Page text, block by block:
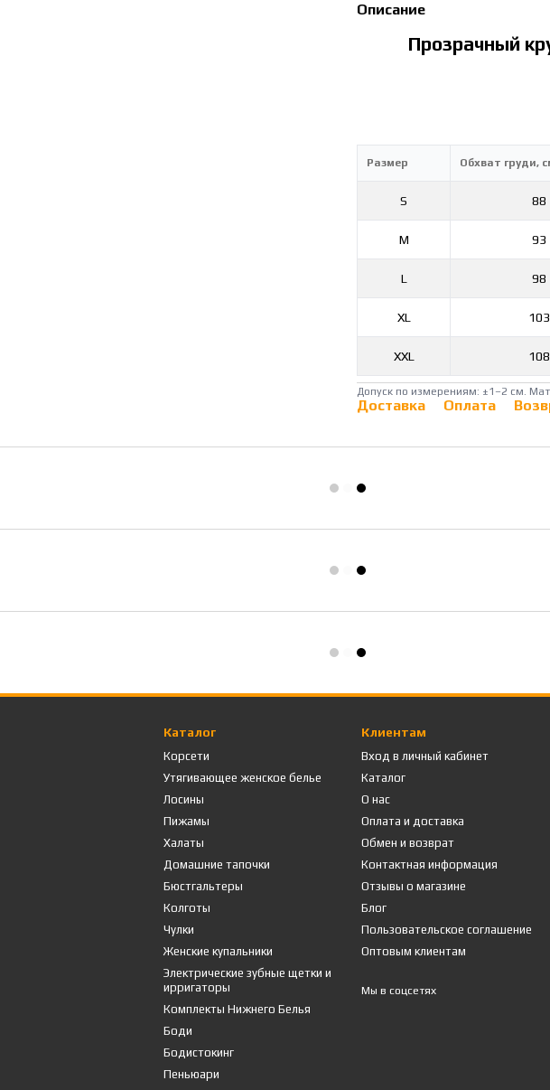
Описание
Прозрачный
Размер Обхват груди,
S 88
M 93
L 98
XL 103
XXL 108
Допуск по измерениям: ±1–2 см.
Доставка Оплата
Каталог
Корсети
Утягивающее женское белье
Лосины
Пижамы
Халаты
Домашние тапочки
Бюстгальтеры
Колготы
Чулки
Женские купальники
Электрические зубные щетки и
ирригаторы
Комплекты Нижнего Белья
Боди
Бодистокинг
Пеньюари
Клиентам
Вход в личный кабинет
Каталог
О нас
Оплата и доставка
Обмен и возврат
Контактная информация
Отзывы о магазине
Блог
Пользовательское соглашение
Оптовым клиентам
Мы в соцсетях